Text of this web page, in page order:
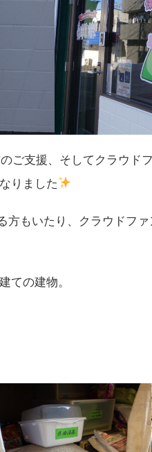
ご支援、そしてクラウド
りました
方もいたり、クラウドフ
ての建物。